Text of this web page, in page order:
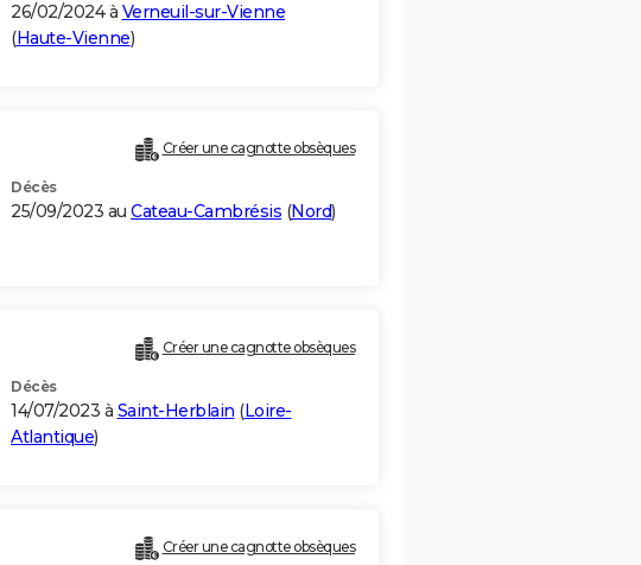
26/02/2024 à Verneuil-sur-Vienne
(Haute-Vienne)
Créer une cagnotte obsèques
Décès
25/09/2023 au Cateau-Cambrésis (Nord)
Créer une cagnotte obsèques
Décès
14/07/2023 à Saint-Herblain (Loire-
Atlantique)
Créer une cagnotte obsèques